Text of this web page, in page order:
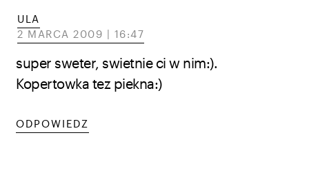
ULA
2 MARCA 2009 | 16:47
super sweter, swietnie ci w nim:).
Kopertowka tez piekna:)
ODPOWIEDZ